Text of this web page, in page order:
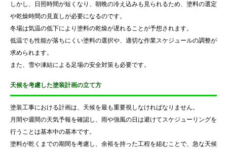
しかし、日照時間が短くなり、朝晩の冷え込みも見られるため、塗料の選定
や乾燥時間の見直しが必要になるのです。
冬場は気温の低下により塗料の乾燥が遅れることが予想されます。
低温でも性能が落ちにくい塗料の選択や、適切な作業スケジュールの調整が
求められます。
また、雪や凍結による足場の安全対策も必要です。
天候を考慮した塗装計画の立て方
塗装工事における計画は、天候を最も重要視しなければなりません。
月間や週間の天気予報を確認し、雨や強風の日は避けてスケジューリングを
行うことは基本中の基本です。
塗料が乾くまでの期間を考慮し、余裕を持った工程を組むことで、急な天候